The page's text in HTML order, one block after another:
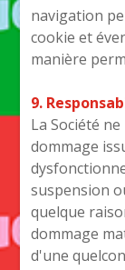
navigation
cookie et
manière
9.
La Société
dommage
suspension
quelque
dommage
d'une